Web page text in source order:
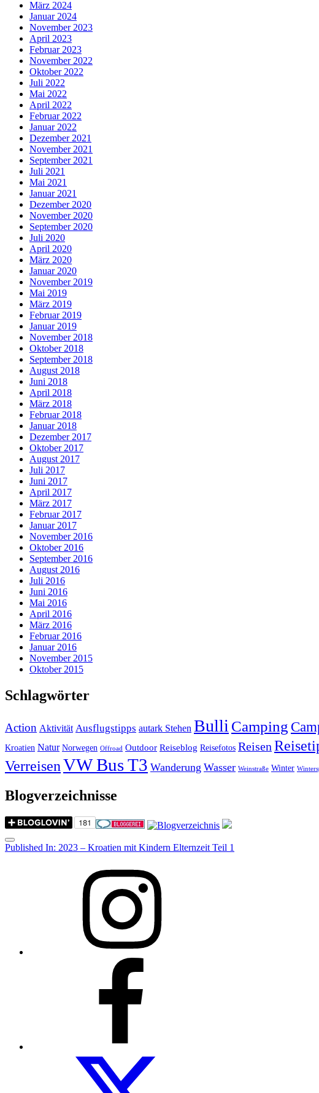
März 2024
Januar 2024
November 2023
April 2023
Februar 2023
November 2022
Oktober 2022
Juli 2022
Mai 2022
April 2022
Februar 2022
Januar 2022
Dezember 2021
November 2021
September 2021
Juli 2021
Mai 2021
Januar 2021
Dezember 2020
November 2020
September 2020
Juli 2020
April 2020
März 2020
Januar 2020
November 2019
Mai 2019
März 2019
Februar 2019
Januar 2019
November 2018
Oktober 2018
September 2018
August 2018
Juni 2018
April 2018
März 2018
Februar 2018
Januar 2018
Dezember 2017
Oktober 2017
August 2017
Juli 2017
Juni 2017
April 2017
März 2017
Februar 2017
Januar 2017
November 2016
Oktober 2016
September 2016
August 2016
Juli 2016
Juni 2016
Mai 2016
April 2016
März 2016
Februar 2016
Januar 2016
November 2015
Oktober 2015
Schlagwörter
Action Aktivität Ausflugstipps autark Stehen BulliCamping
Kroatien Natur Norwegen Offroad Outdoor Reiseblog Reisefotos Reisen
VerreisenVW Bus T3 Wanderung Wasser Weinstraße Winter
Blogverzeichnisse
Menu
Post
Published In: 2023 – Kroatien mit Kindern Elternzeit Teil 1